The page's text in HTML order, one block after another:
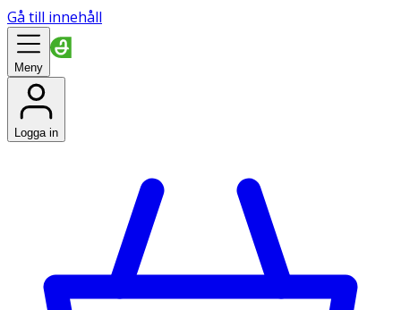
Gå till innehåll
Meny
Logga in